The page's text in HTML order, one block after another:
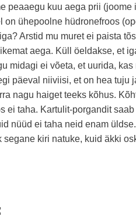
peaaegu kuu aega prii (joome
on ühepoolne hüdronefroos
Arstid mu muret ei paista
aega. Küll öeldakse, et
midagi ei võeta, et uurida,
päeval niiviisi, et on hea tuju
nagu haiget teeks kõhus.
ei taha. Kartulit-porgandit
nüüd ei taha neid enam üldse.
segane kiri natuke, kuid äkki